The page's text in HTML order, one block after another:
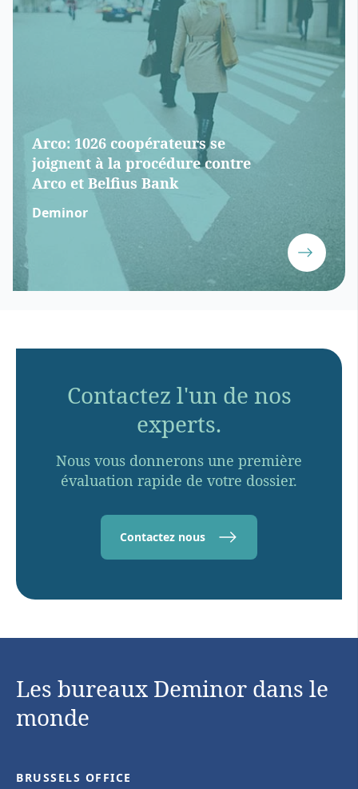
Arco: 1026 coopérateurs se
joignent à la procédure contre
Arco et Belfius Bank
Deminor
Contactez l'un de nos
experts.
Nous vous donnerons une première
évaluation rapide de votre dossier.
Contactez nous
Les bureaux Deminor dans le
monde
BRUSSELS OFFICE